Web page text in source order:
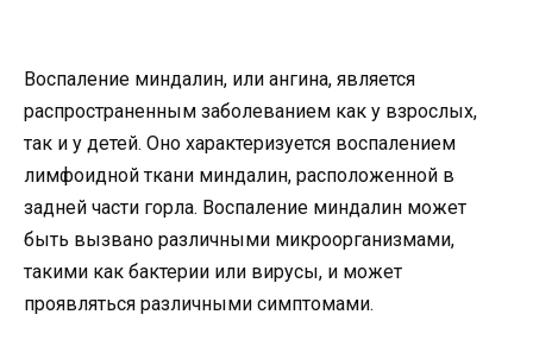
Воспаление миндалин, или ангина, является
распространенным заболеванием как у взрослых,
так и у детей. Оно характеризуется воспалением
лимфоидной ткани миндалин, расположенной в
задней части горла. Воспаление миндалин может
быть вызвано различными микроорганизмами,
такими как бактерии или вирусы, и может
проявляться различными симптомами.